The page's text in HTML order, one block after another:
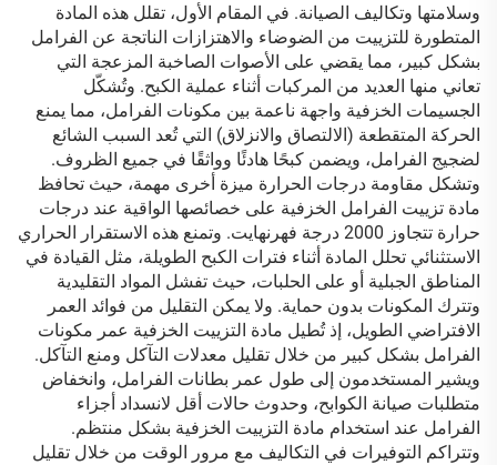
وسلامتها وتكاليف الصيانة. في المقام الأول، تقلل هذه المادة
المتطورة للتزييت من الضوضاء والاهتزازات الناتجة عن الفرامل
بشكل كبير، مما يقضي على الأصوات الصاخبة المزعجة التي
تعاني منها العديد من المركبات أثناء عملية الكبح. وتُشكّل
الجسيمات الخزفية واجهة ناعمة بين مكونات الفرامل، مما يمنع
الحركة المتقطعة (الالتصاق والانزلاق) التي تُعد السبب الشائع
لضجيج الفرامل، ويضمن كبحًا هادئًا وواثقًا في جميع الظروف.
وتشكل مقاومة درجات الحرارة ميزة أخرى مهمة، حيث تحافظ
مادة تزييت الفرامل الخزفية على خصائصها الواقية عند درجات
حرارة تتجاوز 2000 درجة فهرنهايت. وتمنع هذه الاستقرار الحراري
الاستثنائي تحلل المادة أثناء فترات الكبح الطويلة، مثل القيادة في
المناطق الجبلية أو على الحلبات، حيث تفشل المواد التقليدية
وتترك المكونات بدون حماية. ولا يمكن التقليل من فوائد العمر
الافتراضي الطويل، إذ تُطيل مادة التزييت الخزفية عمر مكونات
الفرامل بشكل كبير من خلال تقليل معدلات التآكل ومنع التآكل.
ويشير المستخدمون إلى طول عمر بطانات الفرامل، وانخفاض
متطلبات صيانة الكوابح، وحدوث حالات أقل لانسداد أجزاء
الفرامل عند استخدام مادة التزييت الخزفية بشكل منتظم.
وتتراكم التوفيرات في التكاليف مع مرور الوقت من خلال تقليل